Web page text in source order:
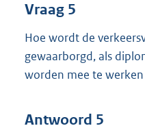
Vraag 5
Hoe wordt de
gewaarborgd, als
worden mee te
Antwoord 5